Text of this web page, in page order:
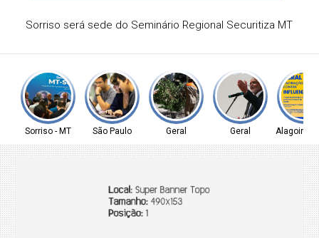
Conheça as 12 plataformas digitais gratuitas utilizadas na
rede pública de SP para reforçar a aprendizagem
Sorriso - MT São Paulo Geral Geral